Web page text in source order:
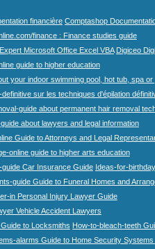
financière Comptashop
finance : Finance studies guide
Microsoft Office Excel VBA Digiceo
guide to higher education
your indoor swimming pool, hot tub, spa
definitive sur les techniques d'épilation
guide about permanent hair removal
about lawyers and legal information
Guide to Attorneys and Legal
online guide to higher arts education
Car Insurance Guide Ideas-for-
guide Guide to Funeral Homes and
in Personal Injury Lawyer Guide
Vehicle Accident Lawyers
to Locksmiths How-to-bleach-teeth
alarms Guide to Home Security Systems